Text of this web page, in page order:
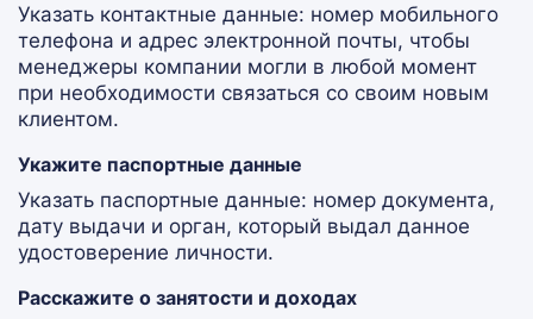
Указать контактные данные: номер мобильного
телефона и адрес электронной почты, чтобы
менеджеры компании могли в любой момент
при необходимости связаться со своим новым
клиентом.
Укажите паспортные данные
Указать паспортные данные: номер документа,
дату выдачи и орган, который выдал данное
удостоверение личности.
Расскажите о занятости и доходах